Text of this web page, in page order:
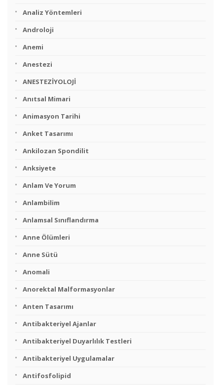
Analiz Yöntemleri
Androloji
Anemi
Anestezi
ANESTEZİYOLOJİ
Anıtsal Mimari
Animasyon Tarihi
Anket Tasarımı
Ankilozan Spondilit
Anksiyete
Anlam Ve Yorum
Anlambilim
Anlamsal Sınıflandırma
Anne Ölümleri
Anne Sütü
Anomali
Anorektal Malformasyonlar
Anten Tasarımı
Antibakteriyel Ajanlar
Antibakteriyel Duyarlılık Testleri
Antibakteriyel Uygulamalar
Antifosfolipid